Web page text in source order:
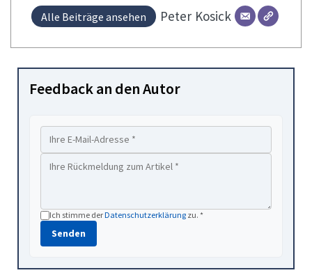
Alle Beiträge ansehen Peter Kosick
Feedback an den Autor
Ich stimme derDatenschutzerklärung zu. *
Senden